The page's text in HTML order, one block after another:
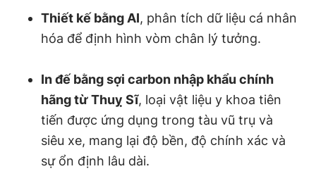
Thiết kế bằng AI, phân tích dữ liệu cá nhân
hóa để định hình vòm chân lý tưởng.
In đế bằng sợi carbon nhập khẩu chính
hãng từ Thuỵ Sĩ, loại vật liệu y khoa tiên
tiến được ứng dụng trong tàu vũ trụ và
siêu xe, mang lại độ bền, độ chính xác và
sự ổn định lâu dài.